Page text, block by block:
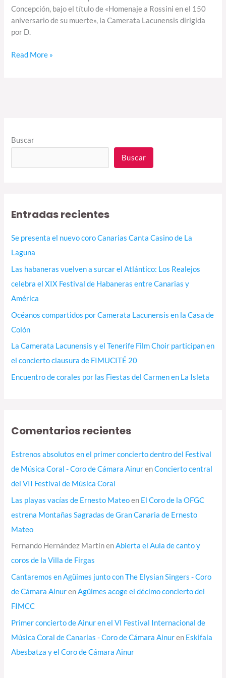
Concepción, bajo el título de «Homenaje a Rossini en el 150
aniversario de su muerte», la Camerata Lacunensis dirigida
por D.
Read More »
Buscar
Buscar
Entradas recientes
Se presenta el nuevo coro Canarias Canta Casino de La
Laguna
Las habaneras vuelven a surcar el Atlántico: Los Realejos
celebra el XIX Festival de Habaneras entre Canarias y
América
Océanos compartidos por Camerata Lacunensis en la Casa de
Colón
La Camerata Lacunensis y el Tenerife Film Choir participan en
el concierto clausura de FIMUCITÉ 20
Encuentro de corales por las Fiestas del Carmen en La Isleta
Comentarios recientes
Estrenos absolutos en el primer concierto dentro del Festival
de Música Coral - Coro de Cámara AinurenConcierto central
del VII Festival de Música Coral
Las playas vacías de Ernesto Mateoen El Coro de la OFGC
estrena Montañas Sagradas de Gran Canaria de Ernesto
Mateo
Fernando Hernández MartínenAbierta el Aula de canto y
coros de la Villa de Firgas
Cantaremos en Agüimes junto con The Elysian Singers - Coro
de Cámara AinurenAgüimes acoge el décimo concierto del
FIMCC
Primer concierto de Ainur en el VI Festival Internacional de
Música Coral de Canarias - Coro de Cámara Ainuren Eskifaia
Abesbatza y el Coro de Cámara Ainur